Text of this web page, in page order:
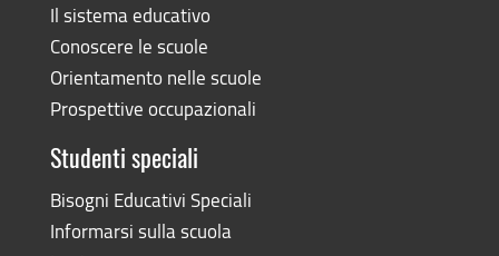
Il sistema educativo
Conoscere le scuole
Orientamento nelle scuole
Prospettive occupazionali
Studenti speciali
Bisogni Educativi Speciali
Informarsi sulla scuola